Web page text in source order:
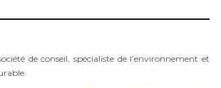
de conseil, spécialiste de l’environnement et